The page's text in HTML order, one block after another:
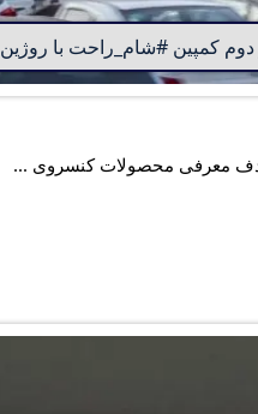
دوم کمپین #شام_راحت با روژین
هدف معرفی محصولات کنسروی ...